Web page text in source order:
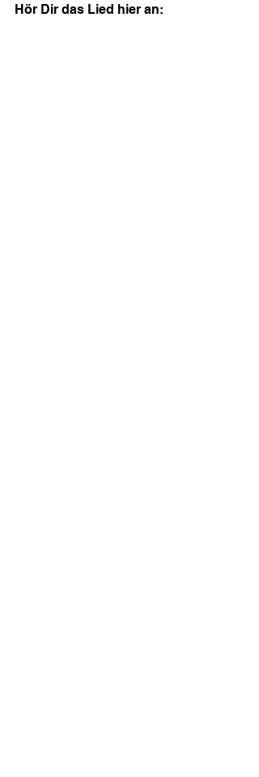
Hör Dir das Lied hier an: